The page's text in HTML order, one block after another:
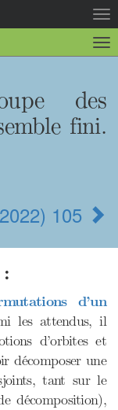
la
la
des
fini.
105
d’un
les attendus, il
d’orbites et
décomposer une
tant sur le
décomposition),